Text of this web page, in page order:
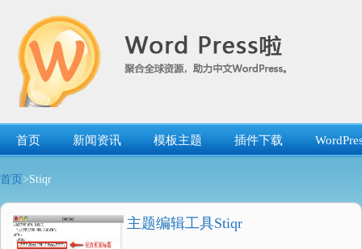
首页 新闻资讯 模板主题 插件下载
首页 >Stiqr
主题编辑工具Stiqr